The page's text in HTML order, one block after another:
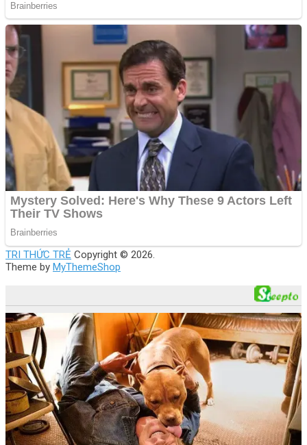
TRI THỨC TRẺ Copyright © 2026.
Theme by MyThemeShop